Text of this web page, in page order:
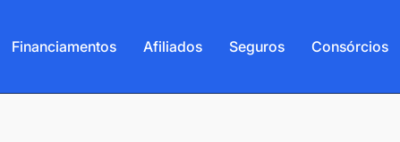
Financiamentos Afiliados Seguros Consórcios